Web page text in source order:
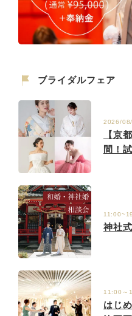
ブライダルフェア
2026/08/
【京
間！
神社
11:00～
はじ